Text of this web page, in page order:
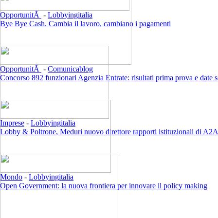
OpportunitÃ - Lobbyingitalia
Bye Bye Cash. Cambia il lavoro, cambiano i pagamenti
OpportunitÃ - Comunicablog
Concorso 892 funzionari Agenzia Entrate: risultati prima prova e date
Imprese - Lobbyingitalia
Lobby & Poltrone, Meduri nuovo direttore rapporti istituzionali di A2A
Mondo - Lobbyingitalia
Open Government: la nuova frontiera per innovare il policy making